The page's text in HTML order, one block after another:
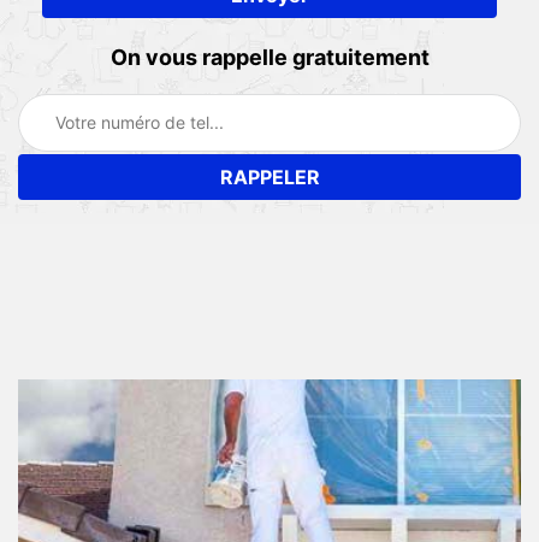
On vous rappelle gratuitement